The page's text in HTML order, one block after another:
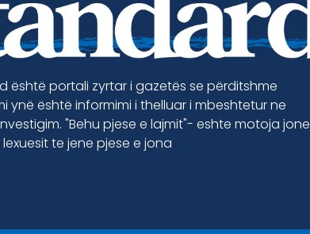
është portali zyrtar i gazetës se përditshme
ynë është informimi i thelluar i mbeshtetur ne
"Behu pjese e lajmit"- eshte motoja jone
te jene pjese e jona